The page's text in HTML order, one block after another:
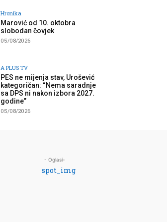
Hronika
Marović od 10. oktobra
slobodan čovjek
05/08/2026
A PLUS TV
PES ne mijenja stav, Urošević
kategoričan: “Nema saradnje
sa DPS ni nakon izbora 2027.
godine”
05/08/2026
- Oglasi-